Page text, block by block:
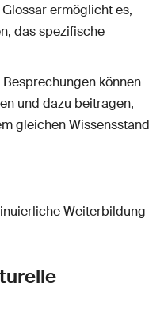
Glossar ermöglicht es,
das spezifische
Besprechungen können
und dazu beitragen,
gleichen Wissensstand
Weiterbildung